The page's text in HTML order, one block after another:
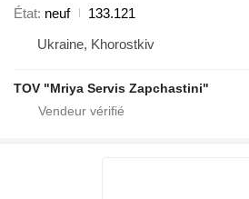
État neuf
133.121
Ukraine, Khorostkiv
TOV "Mriya Servis Zapchastini"